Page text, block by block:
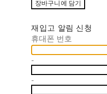
장바구니에 담기
재입고 알림 신청
휴대폰 번호
-
-